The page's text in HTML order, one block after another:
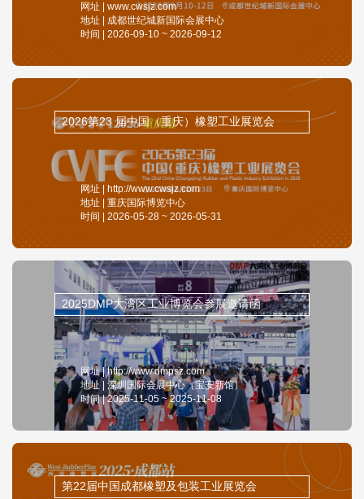
网址 | www.cwsjz.com
地址 | 成都世纪城新国际会展中心
时间 | 2026-09-10 ~ 2026-09-12
2026第23 届中国（重庆）橡塑工业展览会
网址 | http://www.cwsjz.com
地址 | 重庆国际博览中心
时间 | 2026-05-28 ~ 2026-05-31
2025DMP大湾区工业博览会参展邀请函
网址 | http://www.dmpsz.com
地址 | 深圳国际会展中心（宝安新馆）
时间 | 2025-11-05 ~ 2025-11-08
第22届中国成都橡塑及包装工业展览会